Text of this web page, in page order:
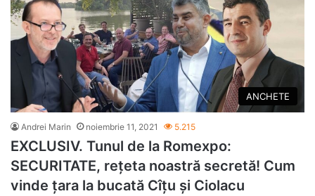
ANCHETE
Andrei Marin noiembrie 11, 2021 5.215
EXCLUSIV. Tunul de la Romexpo:
SECURITATE, rețeta noastră secretă! Cum
vinde țara la bucată Cîțu și Ciolacu